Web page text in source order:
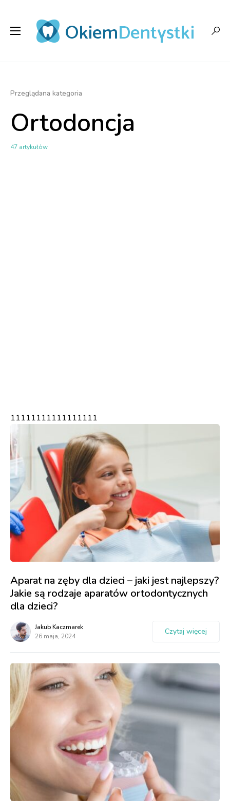
Przeglądana kategoria
Ortodoncja
47 artykułów
11111111111111111
Aparat na zęby dla dzieci – jaki jest najlepszy?
Jakie są rodzaje aparatów ortodontycznych
dla dzieci?
Jakub Kaczmarek
26 maja, 2024
Czytaj więcej